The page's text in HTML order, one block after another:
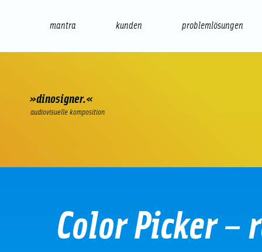
mantra kunden problemlösungen
»dinosigner.«
audiovisuelle komposition
Color Picker –